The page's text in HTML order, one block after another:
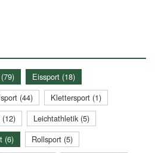
Eissport (18)
(44)
Klettersport (1)
(12)
Leichtathletik (5)
(6)
Rollsport (5)